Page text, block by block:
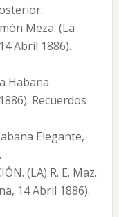
Meza. (La
Abril 1886).
Habana
Recuerdos
Elegante,
(LA) R. E. Maz.
14 Abril 1886).